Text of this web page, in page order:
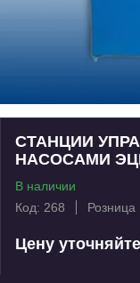
СТАНЦИИ
НАСОСАМИ ЭЦВ
В наличии
Код: 268
Розница
Цену уточняйте